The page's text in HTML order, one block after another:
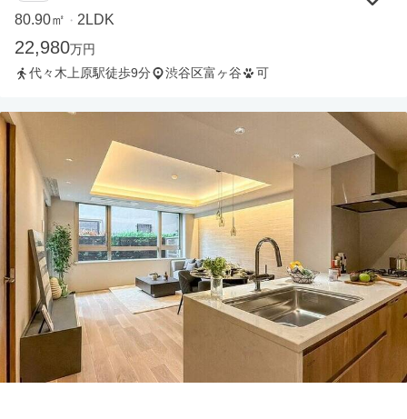
80.90㎡ ・ 2LDK
22,980万円
代々木上原駅徒歩9分
渋谷区富ヶ谷 可